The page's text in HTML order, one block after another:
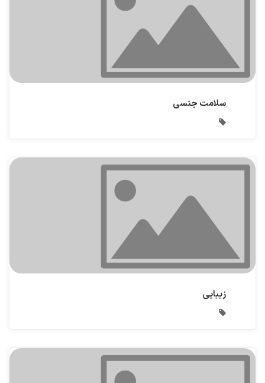
سلامت جنسی
زیبایی